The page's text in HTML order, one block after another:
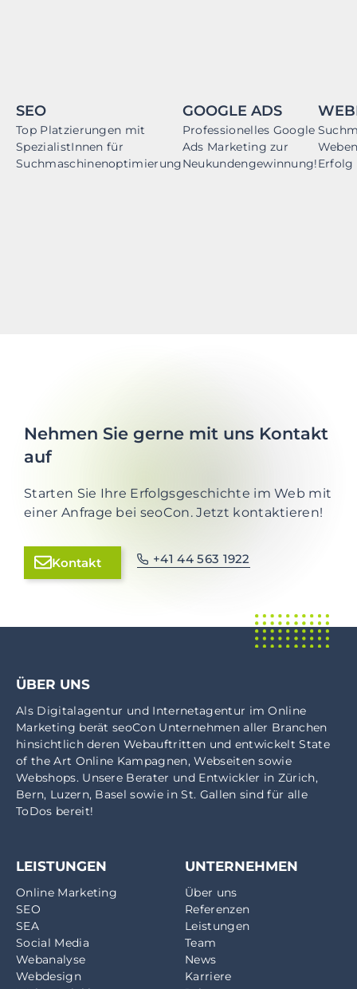
SEO
Top Platzierungen mit
SpezialistInnen für
Suchmaschinenoptimierung
GOOGLE ADS
Professionelles Google
Ads Marketing zur
Neukundengewinnung!Erfolg
Nehmen Sie gerne mit uns Kontakt
auf
Starten Sie Ihre Erfolgsgeschichte im Web mit
einer Anfrage bei seoCon. Jetzt kontaktieren!
Kontakt +41 44 563 1922
ÜBER UNS
Als Digitalagentur und Internetagentur imOnline
Marketing berät seoCon Unternehmen aller Branchen
hinsichtlich deren Webauftritten und entwickelt State
of the Art Online Kampagnen, Webseiten sowie
Webshops. Unsere Berater und Entwickler in Zürich,
Bern, Luzern, Basel sowie inSt. Gallen sind für alle
ToDos bereit!
LEISTUNGEN
Online Marketing
SEO
SEA
Social Media
Webanalyse
Webdesign
UNTERNEHMEN
Über uns
Referenzen
Leistungen
Team
News
Karriere